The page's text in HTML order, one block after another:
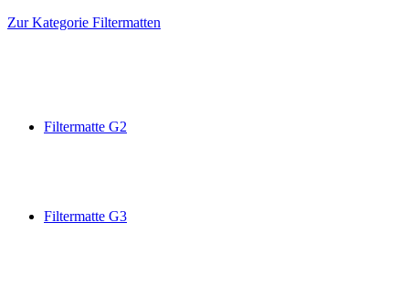
Zur Kategorie Filtermatten
Filtermatte G2
Filtermatte G3